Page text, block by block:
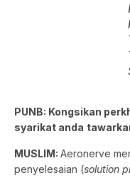
PUNB: Kongsikan
syarikat anda
MUSLIM: Aeronerve
penyelesaian (solution